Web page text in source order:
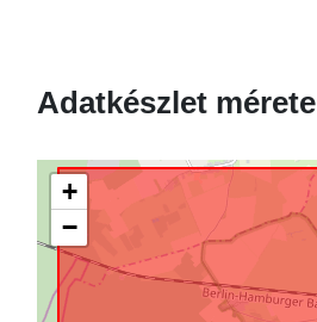
Adatkészlet mérete
+
−